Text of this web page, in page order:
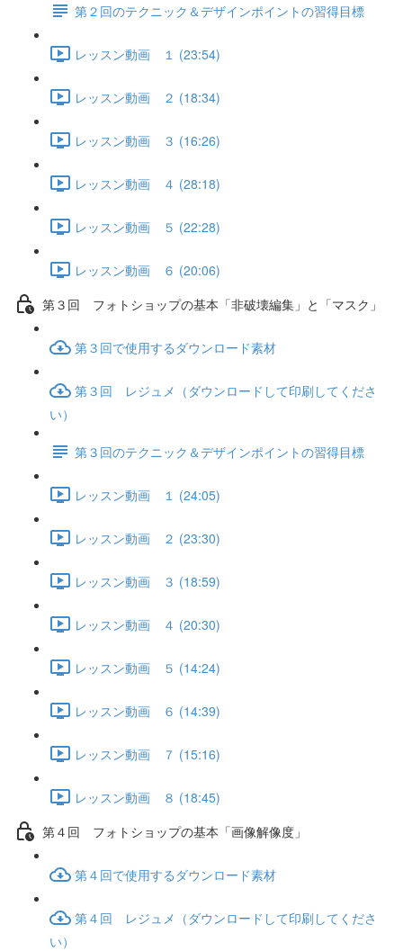
第２回のテクニック＆デザインポイントの習得目標
レッスン動画 １ (23:54)
レッスン動画 ２ (18:34)
レッスン動画 ３ (16:26)
レッスン動画 ４ (28:18)
レッスン動画 ５ (22:28)
レッスン動画 ６ (20:06)
第３回 フォトショップの基本「非破壊編集」と「マスク」
第３回で使用するダウンロード素材
第３回 レジュメ（ダウンロードして印刷してくださ
い）
第３回のテクニック＆デザインポイントの習得目標
レッスン動画 １ (24:05)
レッスン動画 ２ (23:30)
レッスン動画 ３ (18:59)
レッスン動画 ４ (20:30)
レッスン動画 ５ (14:24)
レッスン動画 ６ (14:39)
レッスン動画 ７ (15:16)
レッスン動画 ８ (18:45)
第４回 フォトショップの基本「画像解像度」
第４回で使用するダウンロード素材
第４回 レジュメ（ダウンロードして印刷してくださ
い）